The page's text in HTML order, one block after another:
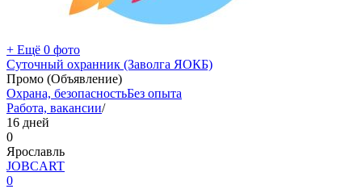
+ Ещё 0 фото
Суточный охранник (Заволга ЯОКБ)
Промо (Объявление)
Охрана, безопасностьБез опыта
Работа, вакансии/
16 дней
0
Ярославль
JOBCART
0